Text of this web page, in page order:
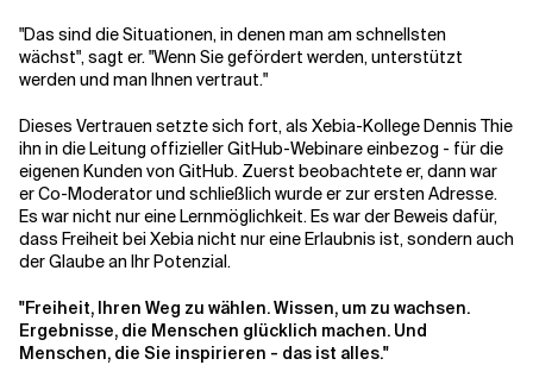
"Das sind die Situationen, in denen man am schnellsten
wächst", sagt er. "Wenn Sie gefördert werden, unterstützt
werden und man Ihnen vertraut."
Dieses Vertrauen setzte sich fort, als Xebia-Kollege Dennis Thie
ihn in die Leitung offizieller GitHub-Webinare einbezog - für die
eigenen Kunden von GitHub. Zuerst beobachtete er, dann war
er Co-Moderator und schließlich wurde er zur ersten Adresse.
Es war nicht nur eine Lernmöglichkeit. Es war der Beweis dafür,
dass Freiheit bei Xebia nicht nur eine Erlaubnis ist, sondern auch
der Glaube an Ihr Potenzial.
"Freiheit, Ihren Weg zu wählen. Wissen, um zu wachsen.
Ergebnisse, die Menschen glücklich machen. Und
Menschen, die Sie inspirieren - das ist alles."